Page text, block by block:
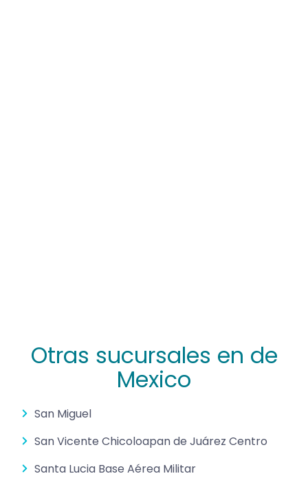
Otras sucursales en de
Mexico
San Miguel
San Vicente Chicoloapan de Juárez Centro
Santa Lucia Base Aérea Militar